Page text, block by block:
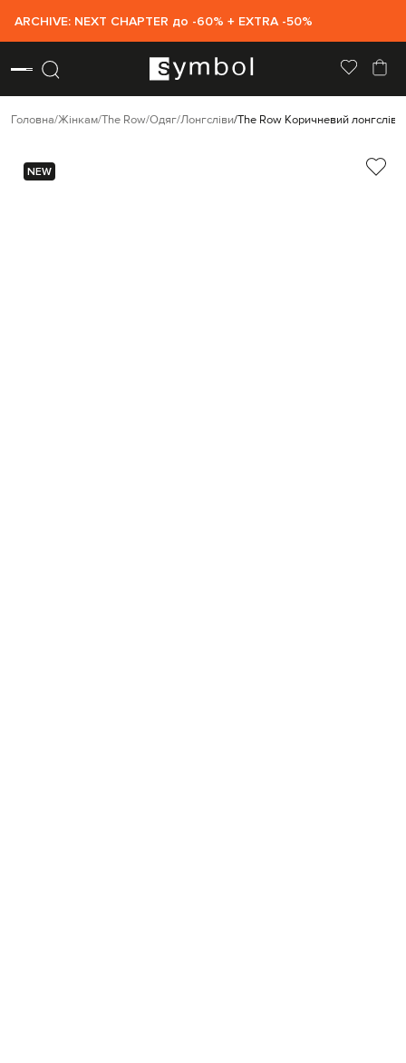
ARCHIVE: NEXT CHAPTER до -60% + EXTRA -50%
Головна Жінкам The Row Одяг Лонгсліви The Row Коричневий лонгслів
NEW